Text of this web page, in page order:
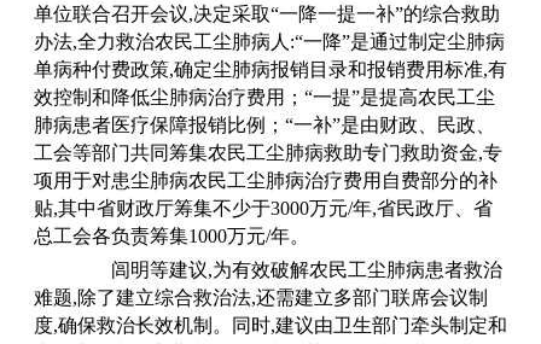
单位联合召开会议,决定采取“一降一提一补”的综合救助
办法,全力救治农民工尘肺病人:“一降”是通过制定尘肺病
单病种付费政策,确定尘肺病报销目录和报销费用标准,有
效控制和降低尘肺病治疗费用；“一提”是提高农民工尘
肺病患者医疗保障报销比例；“一补”是由财政、民政、
工会等部门共同筹集农民工尘肺病救助专门救助资金,专
项用于对患尘肺病农民工尘肺病治疗费用自费部分的补
贴,其中省财政厅筹集不少于3000万元/年,省民政厅、省
总工会各负责筹集1000万元/年。
闾明等建议,为有效破解农民工尘肺病患者救治
难题,除了建立综合救治法,还需建立多部门联席会议制
度,确保救治长效机制。同时,建议由卫生部门牵头制定和